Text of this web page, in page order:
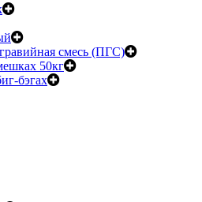
смесь (ПГС)
50кг
бэгах